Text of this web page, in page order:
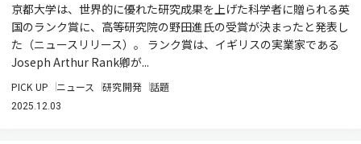
京都大学は、世界的に優れた研究成果を上げた科学者に贈られる英
国のランク賞に、高等研究院の野田進氏の受賞が決まったと発表し
た（ニュースリリース）。 ランク賞は、イギリスの実業家である
Joseph Arthur Rank卿が...
PICK UP ニュース 研究開発 話題
2025.12.03